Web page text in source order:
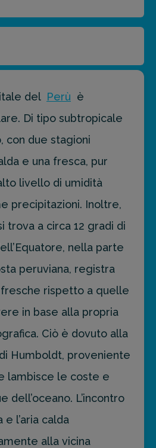
del Perù è
Di tipo subtropicale
con due stagioni
e una fresca, pur
livello di umidità
precipitazioni. Inoltre,
trova a circa 12 gradi di
nella parte
peruviana, registra
rispetto a quelle
in base alla propria
Ciò è dovuto alla
Humboldt, proveniente
lambisce le coste e
dell’oceano. L’incontro
e l’aria calda
alla vicina